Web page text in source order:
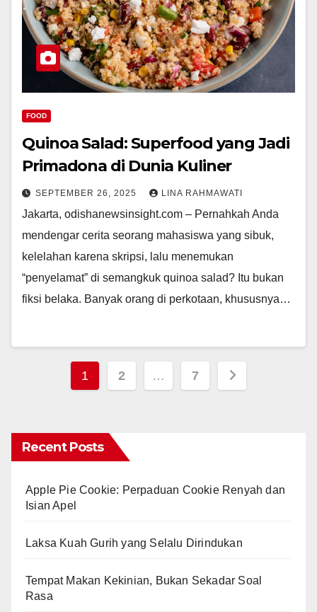
FOOD
Quinoa Salad: Superfood yang Jadi
Primadona di Dunia Kuliner
SEPTEMBER 26, 2025 LINA RAHMAWATI
Jakarta, odishanewsinsight.com – Pernahkah Anda
mendengar cerita seorang mahasiswa yang sibuk,
kelelahan karena skripsi, lalu menemukan
“penyelamat” di semangkuk quinoa salad? Itu bukan
fiksi belaka. Banyak orang di perkotaan, khususnya…
Posts
1 2 … 7
Recent Posts
Apple Pie Cookie: Perpaduan Cookie Renyah dan
Isian Apel
Laksa Kuah Gurih yang Selalu Dirindukan
Tempat Makan Kekinian, Bukan Sekadar Soal
Rasa